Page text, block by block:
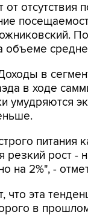
отсутствия
объеме
в
в ходе
умудряются
питания
рост -
на 2%", -
что эта
в